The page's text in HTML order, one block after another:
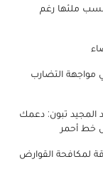
ملئها رغم
مواجهة التضارب
المجيد تبون: دعمك
خط أحمر
لمكافحة القوارض